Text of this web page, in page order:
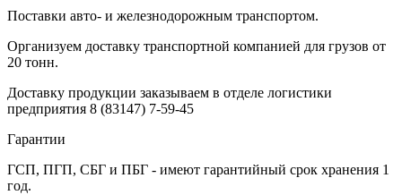
Поставки авто- и железнодорожным транспортом.
Организуем доставку транспортной компанией для грузов от
20 тонн.
Доставку продукции заказываем в отделе логистики
предприятия 8 (83147) 7-59-45
Гарантии
ГСП, ПГП, СБГ и ПБГ - имеют гарантийный срок хранения 1
год.